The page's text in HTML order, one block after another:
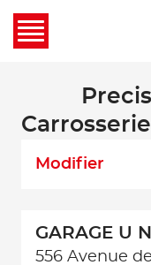
Modifier
GARAGE U
556 Avenue